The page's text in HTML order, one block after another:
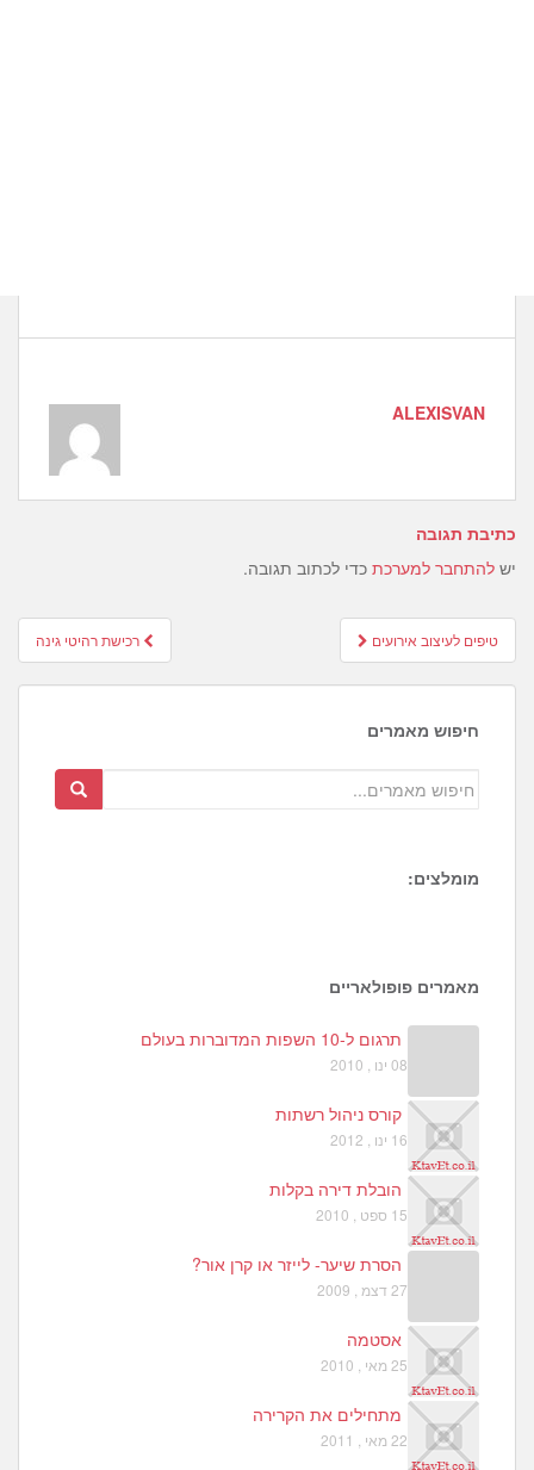
ALEXISVAN
כתיבת תגובה
יש להתחבר למערכת כדי לכתוב תגובה.
Post
navigation
רכישת רהיטי גינה טיפים לעיצוב אירועים
חיפוש מאמרים
מומלצים:
2
מאמרים פופולאריים
תרגום ל-10 השפות המדוברות בעולם
08 ינו , 2010
קורס ניהול רשתות
16 ינו , 2012
הובלת דירה בקלות
15 ספט , 2010
הסרת שיער- לייזר או קרן אור?
27 דצמ , 2009
אסטמה
25 מאי , 2010
מתחילים את הקרירה
22 מאי , 2011